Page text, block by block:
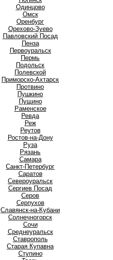
Одинцово
Омск
Оренбург
Орехово-Зуево
Павловский Посад
Пенза
Первоуральск
Пермь
Подольск
Полевской
Приморско-Ахтарск
Протвино
Пушкино
Пущино
Раменское
Ревда
Реж
Реутов
Ростов-на-Дону
Руза
Рязань
Самара
Санкт-Петербург
Саратов
Североуральск
Сергиев Посад
Серов
Серпухов
Славянск-на-Кубани
Солнечногорск
Сочи
Среднеуральск
Ставрополь
Старая Купавна
Ступино